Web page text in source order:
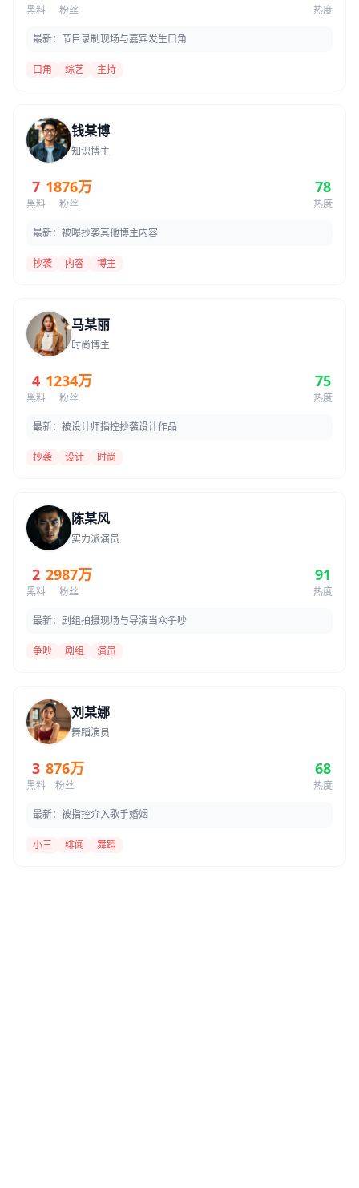
黑料 粉丝 热度
最新：节目录制现场与嘉宾发生口角
口角 综艺 主持
钱某博
知识博主
7
黑料
1876万
粉丝
78
热度
最新：被曝抄袭其他博主内容
抄袭 内容 博主
马某丽
时尚博主
4
黑料
1234万
粉丝
75
热度
最新：被设计师指控抄袭设计作品
抄袭 设计 时尚
陈某风
实力派演员
2
黑料
2987万
粉丝
91
热度
最新：剧组拍摄现场与导演当众争吵
争吵 剧组 演员
刘某娜
舞蹈演员
3
黑料
876万
粉丝
68
热度
最新：被指控介入歌手婚姻
小三 绯闻 舞蹈